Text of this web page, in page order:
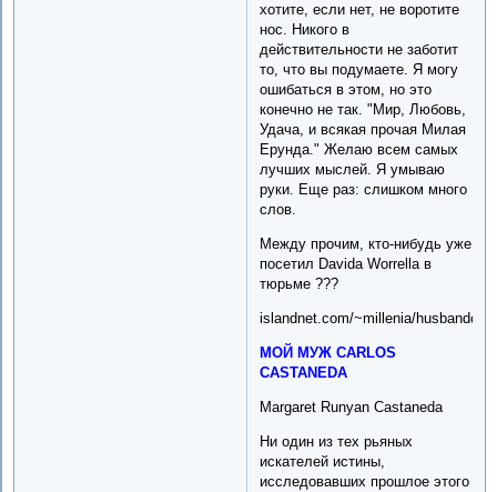
хотите, если нет, не воротите
нос. Никого в
действительности не заботит
то, что вы подумаете. Я могу
ошибаться в этом, но это
конечно не так. "Мир, Любовь,
Удача, и всякая прочая Милая
Ерунда." Желаю всем самых
лучших мыслей. Я умываю
руки. Еще раз: слишком много
слов.
Между прочим, кто-нибудь уже
посетил Davidа Worrellа в
тюрьме ???
islandnet.com/~millenia/
МОЙ МУЖ CARLOS
CASTANEDA
Margaret Runyan Castaneda
Ни один из тех рьяных
искателей истины,
исследовавших прошлое этого